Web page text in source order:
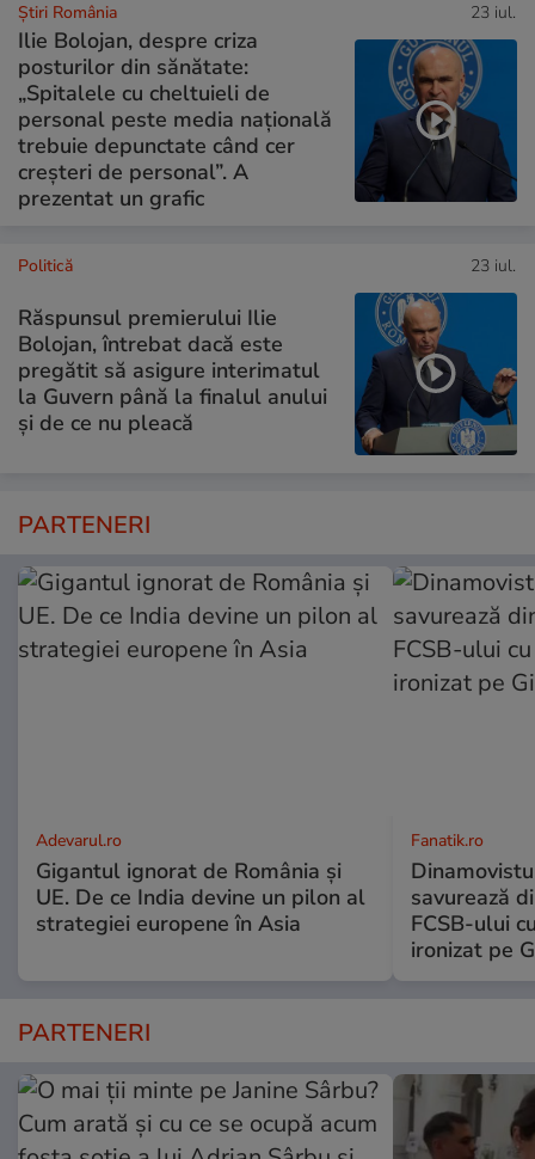
Știri România 23 iul.
Ilie Bolojan, despre criza
posturilor din sănătate:
„Spitalele cu cheltuieli de
personal peste media națională
trebuie depunctate când cer
creșteri de personal”. A
prezentat un grafic
Politică 23 iul.
Răspunsul premierului Ilie
Bolojan, întrebat dacă este
pregătit să asigure interimatul
la Guvern până la finalul anului
și de ce nu pleacă
PARTENERI
Adevarul.ro
Gigantul ignorat de România și
UE. De ce India devine un pilon al
strategiei europene în Asia
Fanatik.ro
savurează
FCSB-ului
ironizat pe
PARTENERI